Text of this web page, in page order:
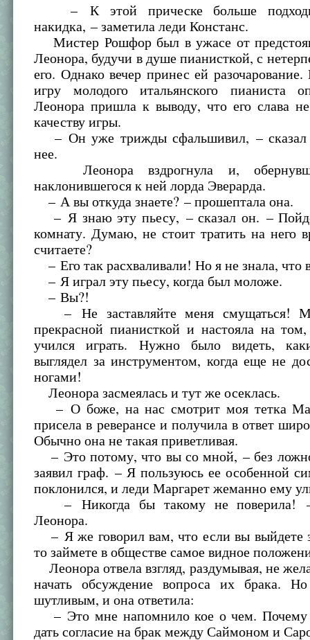
– К этой прическе больше
накидка, – заметила леди Констанс.
Мистер Рошфор был в ужасе от
Леонора, будучи в душе пианисткой, с
его. Однако вечер принес ей
игру молодого итальянского пианиста
Леонора пришла к выводу, что его слава не
качеству игры.
– Он уже трижды сфальшивил, – сказал
нее.
Леонора вздрогнула и,
наклонившегося к ней лорда Эверарда.
– А вы откуда знаете? – прошептала она.
– Я знаю эту пьесу, – сказал он. –
комнату. Думаю, не стоит тратить на него
считаете?
– Его так расхваливали! Но я не знала,
– Я играл эту пьесу, когда был моложе.
– Вы?!
– Не заставляйте меня смущаться!
прекрасной пианисткой и настояла на
учился играть. Нужно было видеть,
выглядел за инструментом, когда еще не
ногами!
Леонора засмеялась и тут же осеклась.
– О боже, на нас смотрит моя тетка
присела в реверансе и получила в ответ
Обычно она не такая приветливая.
– Это потому, что вы со мной, – без
заявил граф. – Я пользуюсь ее особенной
поклонился, и леди Маргарет жеманно ему
– Никогда бы такому не поверила! –
Леонора.
– Я же говорил вам, что если вы выйдете
то займете в обществе самое видное
Леонора отвела взгляд, раздумывая, не
начать обсуждение вопроса их брака.
шутливым, и она ответила:
– Это мне напомнило кое о чем. Почему
дать согласие на брак между Саймоном и